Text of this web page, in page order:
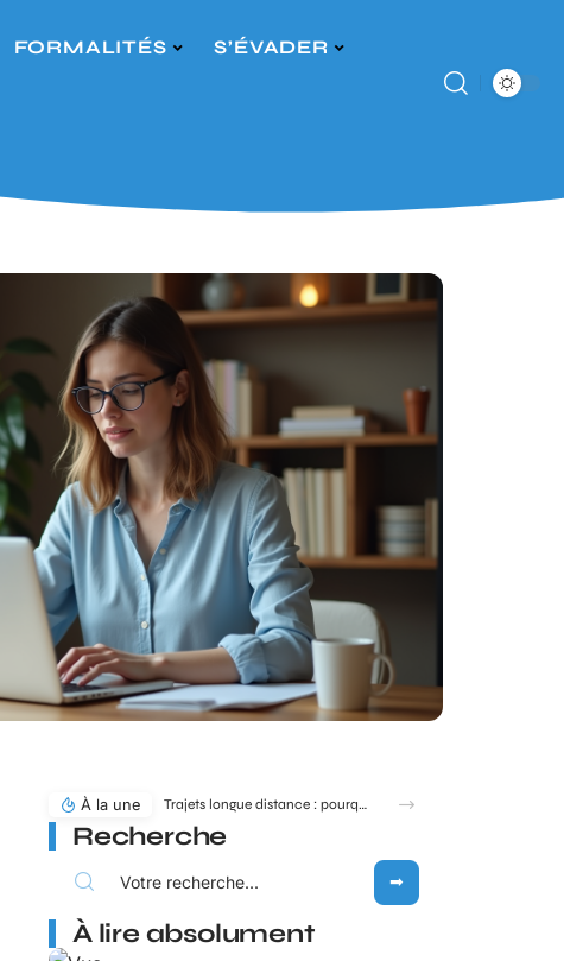
FORMALITÉS S’ÉVADER
À la une Trajets longue distance : pourquoi MICHELIN toute la route reste une référence en 2026 ?
Recherche
À lire absolument